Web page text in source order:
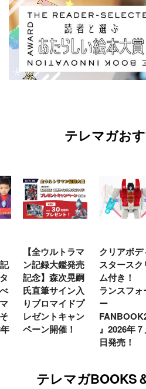
テレマガお
【全ウルトラマ
ン記録大鑑発売
記念】森次晃嗣
氏直筆サイン入
りブロマイドプ
レゼントキャン
ペーン開催！
クリアボデ
スタースク
ム付き！
ランスフォ
ー
』2026年７
日発売！
テレマガBOOKS